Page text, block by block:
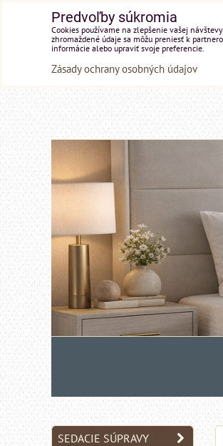
SEDACIE SÚPRAVY
Predvoľby súkromia
Cookies používame na zlepšenie vašej
zhromaždené údaje sa môžu preniesť k
informácie alebo upraviť svoje preferencie.
Zásady ochrany osobných údajov